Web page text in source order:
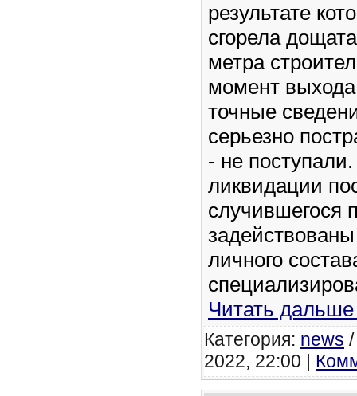
результате
сгорела
метра
момент
точные
серьезно
- не
ликвидации
случившегося
личного
Читать
Категория: news
2022, 22:00 |